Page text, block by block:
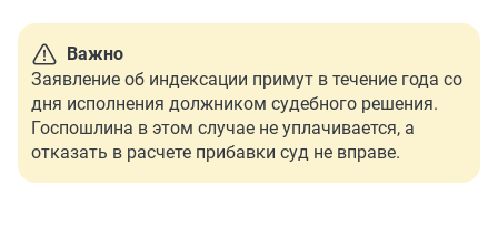
Важно
Заявление об индексации примут в течение года со
дня исполнения должником судебного решения.
Госпошлина в этом случае не уплачивается, а
отказать в расчете прибавки суд не вправе.